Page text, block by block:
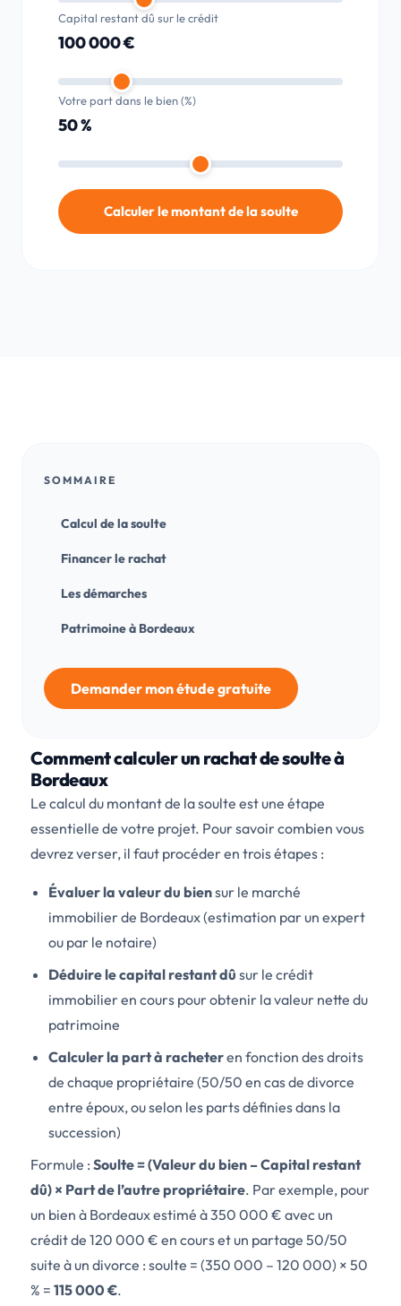
Capital restant dû sur le crédit
100 000 €
Votre part dans le bien (%)
50 %
Calculer le montant de la soulte
SOMMAIRE
Calcul de la soulte
Financer le rachat
Les démarches
Patrimoine à Bordeaux
Demander mon étude gratuite
Comment calculer un rachat de soulte à
Bordeaux
Le calcul du montant de la soulte est une étape
essentielle de votre projet. Pour savoir combien vous
devrez verser, il faut procéder en trois étapes :
Évaluer la valeur du biensur le marché
immobilier de Bordeaux (estimation par un expert
ou par le notaire)
Déduire le capital restant dû sur le crédit
immobilier en cours pour obtenir la valeur nette du
patrimoine
Calculer la part à racheteren fonction des droits
de chaque propriétaire (50/50 en cas de divorce
entre époux, ou selon les parts définies dans la
succession)
Formule : Soulte = (Valeur du bien – Capital restant
dû) × Part de l’autre propriétaire. Par exemple, pour
un bien à Bordeaux estimé à 350 000 € avec un
crédit de 120 000 € en cours et un partage 50/50
suite à un divorce : soulte = (350 000 – 120 000) × 50
% = 115 000 €.